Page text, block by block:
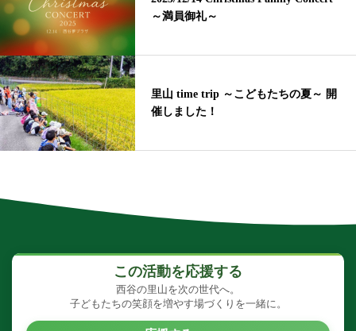
～満員御礼～
里山 time trip ～こどもたちの夏～ 開
催しました！
この活動を応援する
西谷の里山を次の世代へ。
子どもたちの笑顔を増やす場づくりを一緒に。